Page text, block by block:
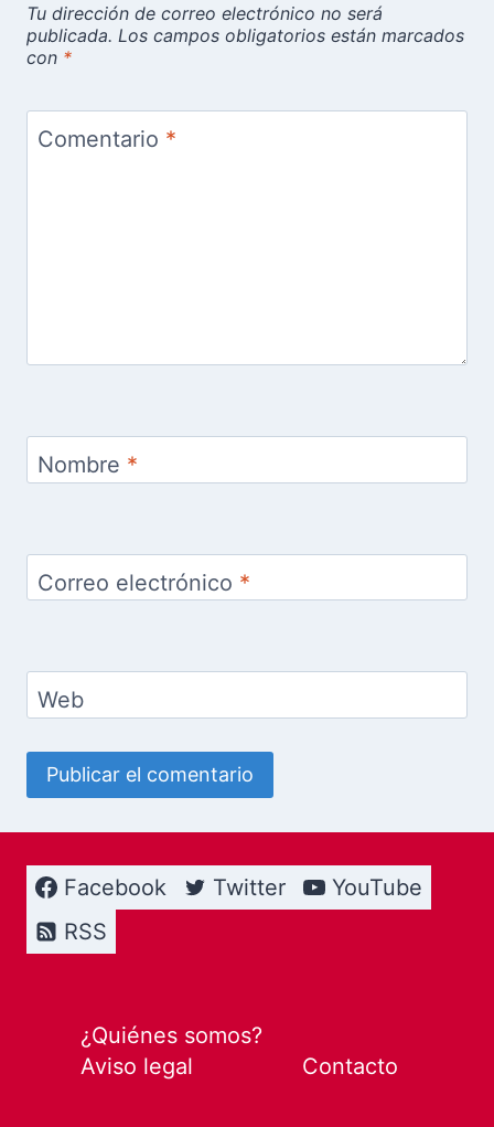
Tu dirección de correo electrónico no será
publicada. Los campos obligatorios están marcados
con *
Comentario *
Nombre *
Correo electrónico *
Web
Facebook Twitter
YouTube
RSS
¿Quiénes somos?
Aviso legal
Contacto